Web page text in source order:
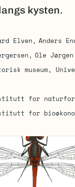
kysten.
Elven
Anders
Ole Jørgen
museum,
for
for